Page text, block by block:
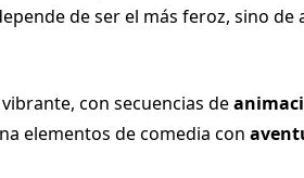
de ser el más feroz, sino
con secuencias de
elementos de comedia con